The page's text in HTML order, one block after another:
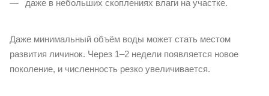
даже в небольших скоплениях влаги на участке.
Даже минимальный объём воды может стать местом
развития личинок. Через 1–2 недели появляется новое
поколение, и численность резко увеличивается.